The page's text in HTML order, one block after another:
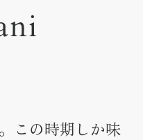
この時期しか味